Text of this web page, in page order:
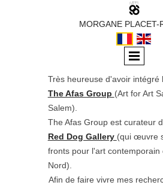
MORGANE PLACET-
Très heureuse d'avoir intégré
The Afas Group (Art for Art
Salem).
The Afas Group est curateur
Red Dog Gallery (qui œuvre
fronts pour l'art contemporain
Nord).
Afin de faire vivre mes